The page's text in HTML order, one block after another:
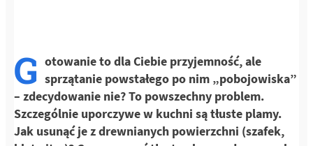
G otowanie to dla Ciebie przyjemność, ale
sprzątanie powstałego po nim „pobojowiska”
– zdecydowanie nie? To powszechny problem.
Szczególnie uporczywe w kuchni są tłuste plamy.
Jak usunąć je z drewnianych powierzchni (szafek,